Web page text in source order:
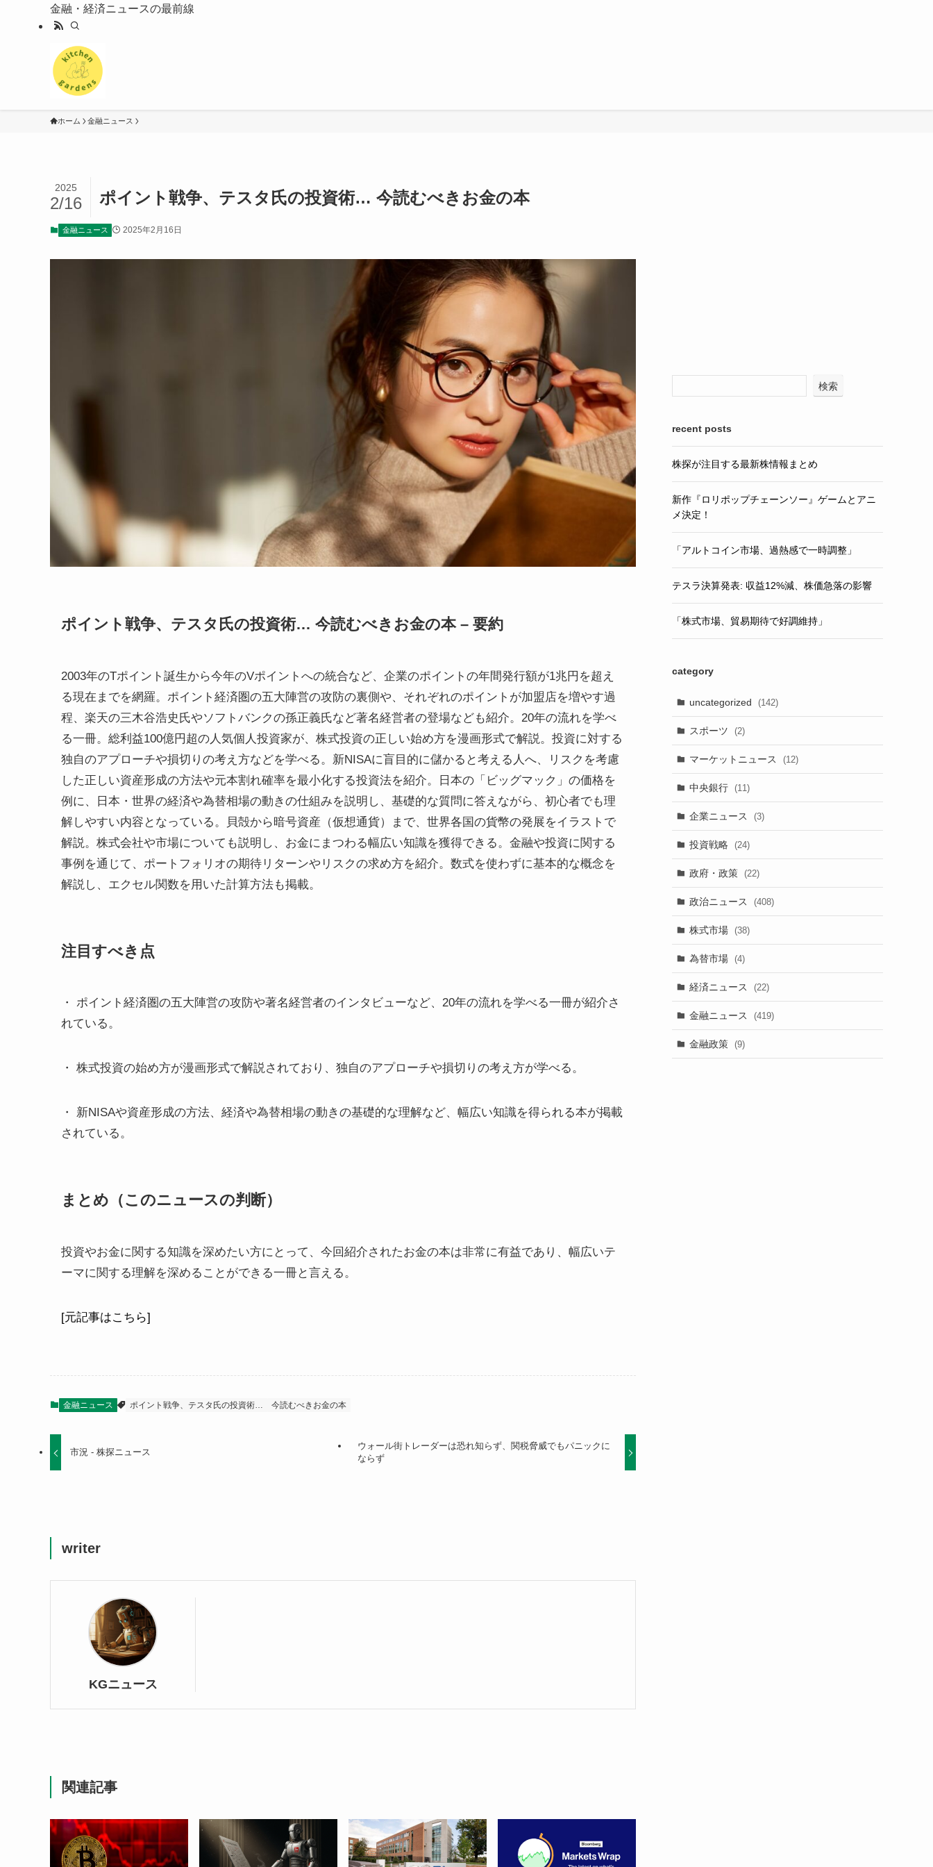
金融・経済ニュースの最前線
ホーム 金融ニュース
ポイント戦争、テスタ氏の投資術… 今読むべきお金の本
2025
2/16
金融ニュース 2025年2月16日
ポイント戦争、テスタ氏の投資術… 今読むべきお金の本 – 要約
2003年のTポイント誕生から今年のVポイントへの統合など、企業のポイントの年間発行額が1兆円を超え
る現在までを網羅。ポイント経済圏の五大陣営の攻防の裏側や、それぞれのポイントが加盟店を増やす過
程、楽天の三木谷浩史氏やソフトバンクの孫正義氏など著名経営者の登場なども紹介。20年の流れを学べ
る一冊。総利益100億円超の人気個人投資家が、株式投資の正しい始め方を漫画形式で解説。投資に対する
独自のアプローチや損切りの考え方などを学べる。新NISAに盲目的に儲かると考える人へ、リスクを考慮
した正しい資産形成の方法や元本割れ確率を最小化する投資法を紹介。日本の「ビッグマック」の価格を
例に、日本・世界の経済や為替相場の動きの仕組みを説明し、基礎的な質問に答えながら、初心者でも理
解しやすい内容となっている。貝殻から暗号資産（仮想通貨）まで、世界各国の貨幣の発展をイラストで
解説。株式会社や市場についても説明し、お金にまつわる幅広い知識を獲得できる。金融や投資に関する
事例を通じて、ポートフォリオの期待リターンやリスクの求め方を紹介。数式を使わずに基本的な概念を
解説し、エクセル関数を用いた計算方法も掲載。
注目すべき点
・ ポイント経済圏の五大陣営の攻防や著名経営者のインタビューなど、20年の流れを学べる一冊が紹介さ
れている。
・ 株式投資の始め方が漫画形式で解説されており、独自のアプローチや損切りの考え方が学べる。
・ 新NISAや資産形成の方法、経済や為替相場の動きの基礎的な理解など、幅広い知識を得られる本が掲載
されている。
まとめ（このニュースの判断）
投資やお金に関する知識を深めたい方にとって、今回紹介されたお金の本は非常に有益であり、幅広いテ
ーマに関する理解を深めることができる一冊と言える。
[元記事はこちら]
金融ニュース ポイント戦争、テスタ氏の投資術… 今読むべきお金の本
市況 - 株探ニュース
ウォール街トレーダーは恐れ知らず、関税脅威でもパニックに
ならず
writer
KGニュース
関連記事
検索
recent posts
株探が注目する最新株情報まとめ
新作『ロリポップチェーンソー』ゲームとアニ
メ決定！
「アルトコイン市場、過熱感で一時調整」
テスラ決算発表: 収益12%減、株価急落の影響
「株式市場、貿易期待で好調維持」
category
uncategorized (142)
スポーツ (2)
マーケットニュース (12)
中央銀行 (11)
企業ニュース (3)
投資戦略 (24)
政府・政策 (22)
政治ニュース (408)
株式市場 (38)
為替市場 (4)
経済ニュース (22)
金融ニュース (419)
金融政策 (9)